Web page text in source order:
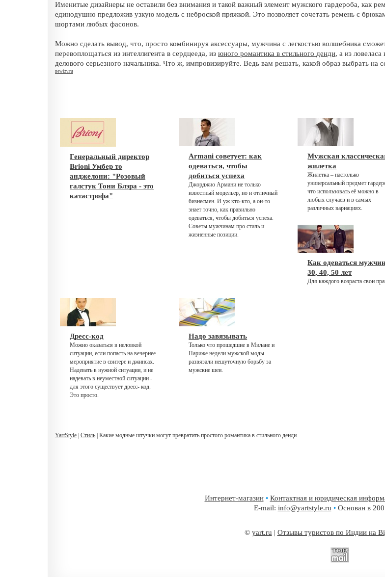
Именитые дизайнеры не оставили без внимания и такой важный элемент мужского гардероба, как
единодушно предложив узкую модель с неброской пряжкой. Это позволяет сочетать ремень с
шортами любых фасонов.
Можно сделать вывод, что, просто комбинируя аксессуары, мужчина с легкостью волшебника
перевоплощаться из интеллигента в сердцееда, из юного романтика в стильного денди, а из ловеласа
делового серьезного начальника. Что ж, импровизируйте. Ведь вам решать, какой образ выбрать на
newizv.ru
Генеральный директор
Brioni Умбер то
анджелони: "Розовый
галстук Тони Блэра - это
катастрофа"
Armani советует: как
одеваться, чтобы
добиться успеха
Джорджио Армани не только
известный модельер, но и отличный
бизнесмен. И уж кто-кто, а он-то
знает точно, как правильно
одеваться, чтобы добиться успеха.
Советы мужчинам про стиль и
жизненные позиции.
Мужская
жилетка
Жилетка – настолько
универсальный предмет
что использовать её можно в
любых случаев и в самых
различных вариациях.
Как одеваться
30, 40, 50 лет
Для каждого возраста свои
Дресс-код
Можно оказаться в неловкой
ситуации, если попасть на вечернее
мероприятие в свитере и джинсах.
Надевать в нужной ситуации, и не
надевать в неуместной ситуации -
для этого существует дресс- код.
Это просто.
Надо завязывать
Только что прошедшие в Милане и
Париже недели мужской моды
развязали нешуточную борьбу за
мужские шеи.
YartStyle Стиль | Какие модные штучки могут превратить простого романтика в стильного денди
Интернет-магазин • Контактная и юридическая
E-mail: info@yartstyle.ru •Основан в
© yart.ru | Отзывы туристов по Индии на